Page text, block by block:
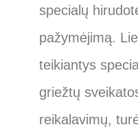
specialų
pažymėjimą.
teikiantys
griežtų
reikalavimų,